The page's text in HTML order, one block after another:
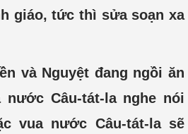
giáo, tức thì sửa soạn xa
và Nguyệt đang ngồi ăn
nước Câu-tát-la nghe nói
vua nước Câu-tát-la sẽ